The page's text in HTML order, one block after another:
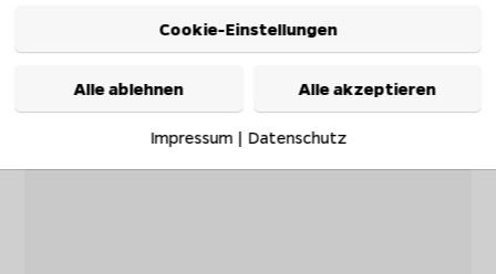
Cookie-Einstellungen
Alle ablehnen Alle akzeptieren
Impressum| Datenschutz